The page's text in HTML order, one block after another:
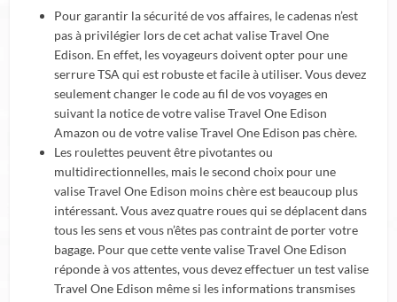
Pour garantir la sécurité de vos affaires, le cadenas n’est
pas à privilégier lors de cet achat valise Travel One
Edison. En effet, les voyageurs doivent opter pour une
serrure TSA qui est robuste et facile à utiliser. Vous devez
seulement changer le code au fil de vos voyages en
suivant la notice de votre valise Travel One Edison
Amazon ou de votre valise Travel One Edison pas chère.
Les roulettes peuvent être pivotantes ou
multidirectionnelles, mais le second choix pour une
valise Travel One Edison moins chère est beaucoup plus
intéressant. Vous avez quatre roues qui se déplacent dans
tous les sens et vous n’êtes pas contraint de porter votre
bagage. Pour que cette vente valise Travel One Edison
réponde à vos attentes, vous devez effectuer un test valise
Travel One Edison même si les informations transmises